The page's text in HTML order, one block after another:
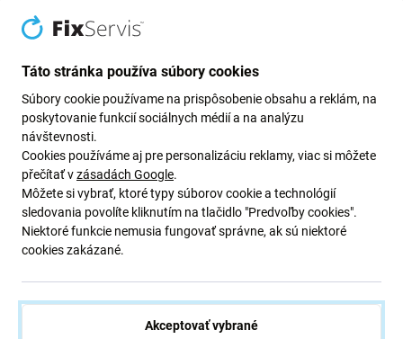
Najlepšie hodnotený servis
Najlepšie hodnotenie na
Prečo si vybrať
Partnerské miesta
4 expresné pobočkys 500 tisíc opravami za sebou.
Superrýchlosť!
30 minút.
Záručný aj pozáručný servis
Táto stránka používa súbory cookies
Súbory cookie používame na prispôsobenie obsahu a reklám, na
poskytovanie funkcií sociálnych médií a na analýzu
návštevnosti.
Cookies používáme aj pre personalizáciu reklamy, viac si môžete
přečítať vzásadách Google.
Môžete si vybrať, ktoré typy súborov cookie a technológií
sledovania povolíte kliknutím na tlačidlo "Predvoľby cookies".
Niektoré funkcie nemusia fungovať správne, ak sú niektoré
cookies zakázané.
Akceptovať vybrané